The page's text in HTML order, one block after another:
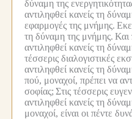
δύναμη της
αντιληφθεί κανείς τη
εφαρμογές της μνήμης.
τη δύναμη της μνήμης. Και
αντιληφθεί κανείς τη
τέσσερις διαλογιστικές
αντιληφθεί κανείς τη
πού, μοναχοί, πρέπει να
σοφίας; Στις τέσσερις
αντιληφθεί κανείς τη
μοναχοί, είναι οι πέντε